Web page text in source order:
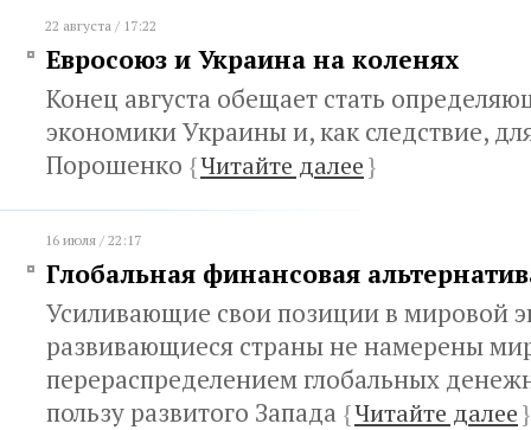
22 августа / 17:22
Евросоюз и Украина на коленях
Конец августа обещает стать
экономики Украины и, как следствие,
Порошенко {Читайте далее}
16 июля / 22:17
Глобальная финансовая
Усиливающие свои позиции в мировой
развивающиеся страны не намерены
перераспределением глобальных
пользу развитого Запада {Читайте далее}